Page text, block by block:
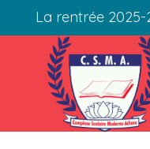
La rentrée